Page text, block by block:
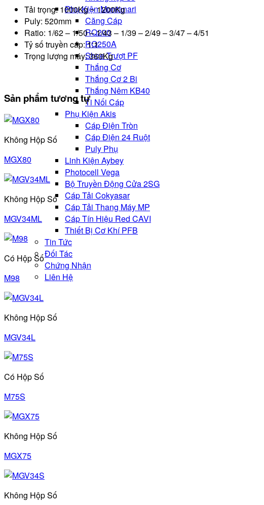
Phụ Kiện Montanari
Căng Cáp
RQ200
RQ250A
Shoe Trượt PF
Thắng Cơ
Thắng Cơ 2 Bi
Thắng Nêm KB40
Ti Nối Cáp
Phụ Kiện Akis
Cáp Điện Tròn
Cáp Điện 24 Ruột
Puly Phụ
Linh Kiện Aybey
Photocell Vega
Bộ Truyền Động Cửa 2SG
Cáp Tải Cokyasar
Cáp Tải Thang Máy MP
Cáp Tín Hiệu Red CAVI
Thiết Bị Cơ Khí PFB
Tin Tức
Đối Tác
Chứng Nhận
Liên Hệ
Tải trọng: 1000Kg ~ 1200Kg
Puly: 520mm
Ratio: 1/62 – 1/50 – 1/43 – 1/39 – 2/49 – 3/47 – 4/51
Tỷ số truyền cáp: 1:1
Trọng lượng máy: 360Kg
Sản phẩm tương tự
Không Hộp Số
MGX80
Không Hộp Số
MGV34ML
Có Hộp Số
M98
Không Hộp Số
MGV34L
Có Hộp Số
M75S
Không Hộp Số
MGX75
Không Hộp Số